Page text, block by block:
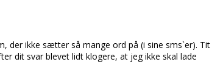
der ikke sætter så mange ord på (i sine sms`er). Tit
dit svar blevet lidt klogere, at jeg ikke skal lade